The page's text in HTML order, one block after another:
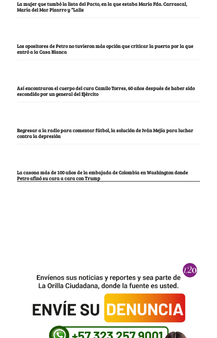
La mujer que tumbó la lista del Pacto, en la que estaba María Fda. Carrascal,
María del Mar Pizarro y “Lalis
Los opositores de Petro no tuvieron más opción que criticar la puerta por la que
entró a la Casa Blanca
Así encontraron el cuerpo del cura Camilo Torres, 60 años después de haber sido
escondido por un general del Ejército
Regresar a la radio para comentar fútbol, la solución de Iván Mejía para luchar
contra la depresión
La casona más de 100 años de la embajada de Colombia en Washington donde
Petro afinó su cara a cara con Trump